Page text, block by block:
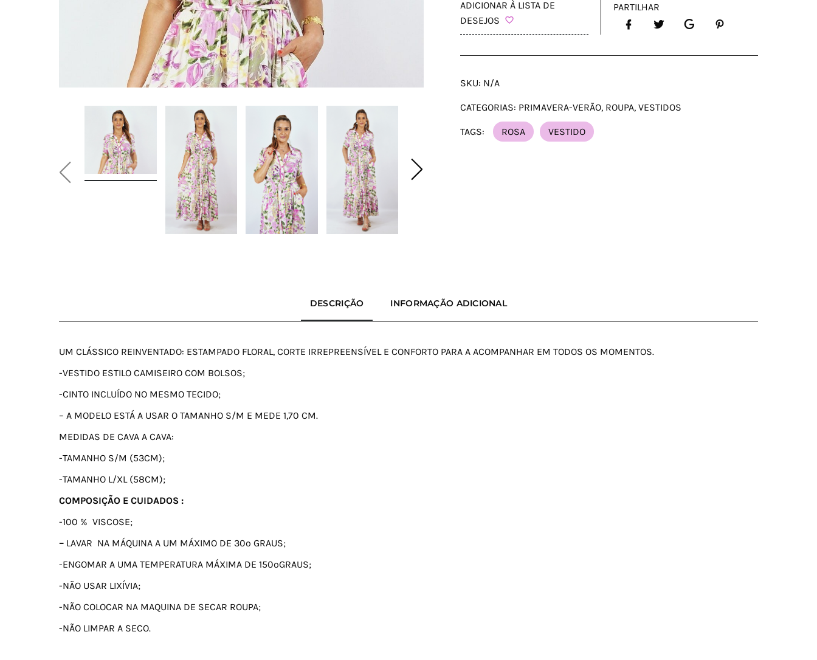
ADICIONAR À LISTA DE
DESEJOS
PARTILHAR
SKU: N/A
CATEGORIAS: PRIMAVERA-VERÃO, ROUPA, VESTIDOS
TAGS: ROSA VESTIDO
DESCRIÇÃO INFORMAÇÃO ADICIONAL
UM CLÁSSICO REINVENTADO: ESTAMPADO FLORAL, CORTE IRREPREENSÍVEL E CONFORTO PARA A ACOMPANHAR EM TODOS OS MOMENTOS.
-VESTIDO ESTILO CAMISEIRO COM BOLSOS;
-CINTO INCLUÍDO NO MESMO TECIDO;
– A MODELO ESTÁ A USAR O TAMANHO S/M E MEDE 1,70 CM.
MEDIDAS DE CAVA A CAVA:
-TAMANHO S/M (53CM);
-TAMANHO L/XL (58CM);
COMPOSIÇÃO E CUIDADOS :
-100 % VISCOSE;
– LAVAR NA MÁQUINA A UM MÁXIMO DE 30º GRAUS;
-ENGOMAR A UMA TEMPERATURA MÁXIMA DE 150ºGRAUS;
-NÃO USAR LIXÍVIA;
-NÃO COLOCAR NA MAQUINA DE SECAR ROUPA;
-NÃO LIMPAR A SECO.